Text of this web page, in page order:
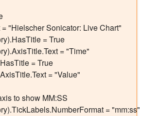
= "Hielscher Sonicator: Live Chart"
= True
= "Time"
= True
= "Value"
axis to show MM:SS
= "mm:ss"